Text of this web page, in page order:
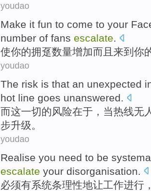
youdao
Make it fun to come to your
number of fans escalate.
使你的拥趸数量增加而且 来到 你
youdao
The risk is that an unexpected
hot line goes unanswered.
而这一切的风险在于 ， 当热线无
步升级。
youdao
Realise you need to be
escalate your disorganisation
必须有系统条理性地让工作进行